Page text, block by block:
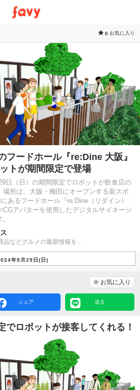
0 お気に入り
フードホール『re:Dine 大阪』
トが期間限定で登場
日（日）の期間限定でロボットが飲食店の
所は、大阪・梅田にオープンする新スポ
あるフードホール『re:Dine（リダイン）
アバターを使用したデジタルサイネージ
などグルメの最新情報を...
年9月29日(日)
お気に入り
シェア 送る
でロボットが接客してくれる！